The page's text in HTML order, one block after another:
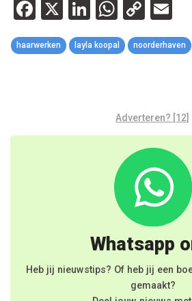
Facebook
X LinkedIn
Copy
Link
haarwerken layla koopal noorderhaven
Adverteren? [12]
Whatsapp
Heb jij nieuwstips? Of heb jij een
gemaakt?